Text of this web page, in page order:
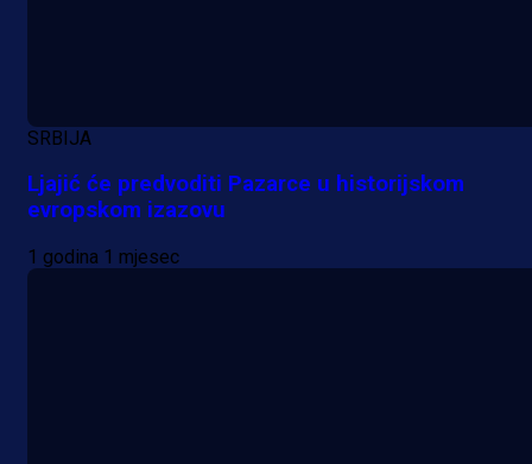
SRBIJA
Ljajić će predvoditi Pazarce u historijskom
evropskom izazovu
1 godina 1 mjesec